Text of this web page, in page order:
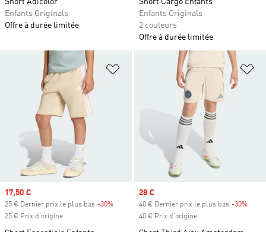
Short Adicolor
Enfants Originals
Offre à durée limitée
Short Cargo Enfants
Enfants Originals
2 couleurs
Offre à durée limitée
Ajouter à la Liste de produits
Prix soldé
17,50 €
25 € Dernier prix le plus bas -30%
25 € Prix d'origine
Prix soldé
28 €
40 € Dernier prix le plus bas -30%
40 € Prix d'origine